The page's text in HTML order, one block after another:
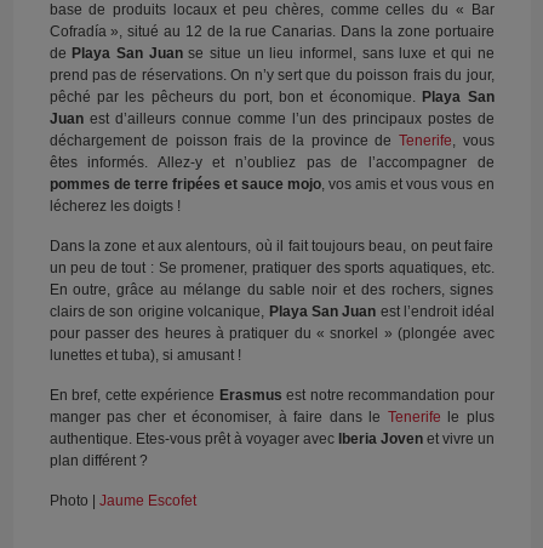
base de produits locaux et peu chères, comme celles du « Bar
Cofradía », situé au 12 de la rue Canarias. Dans la zone portuaire
de Playa San Juanse situe un lieu informel, sans luxe et qui ne
prend pas de réservations. On n’y sert que du poisson frais du jour,
pêché par les pêcheurs du port, bon et économique. Playa San
Juanest d’ailleurs connue comme l’un des principaux postes de
déchargement de poisson frais de la province de Tenerife, vous
êtes informés. Allez-y et n’oubliez pas de l’accompagner de
pommes de terre fripées et sauce mojo, vos amis et vous vous en
lécherez les doigts !
Dans la zone et aux alentours, où il fait toujours beau, on peut faire
un peu de tout : Se promener, pratiquer des sports aquatiques, etc.
En outre, grâce au mélange du sable noir et des rochers, signes
clairs de son origine volcanique, Playa San Juan est l’endroit idéal
pour passer des heures à pratiquer du « snorkel » (plongée avec
lunettes et tuba), si amusant !
En bref, cette expérience Erasmus est notre recommandation pour
manger pas cher et économiser, à faire dans le Tenerife le plus
authentique. Etes-vous prêt à voyager avec Iberia Jovenet vivre un
plan différent ?
Photo | Jaume Escofet